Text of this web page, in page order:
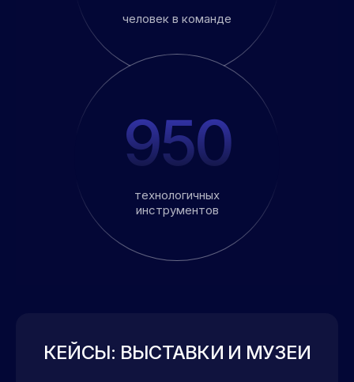
человек в команде
технологичных
инструментов
950
КЕЙСЫ: ВЫСТАВКИ И МУЗЕИ